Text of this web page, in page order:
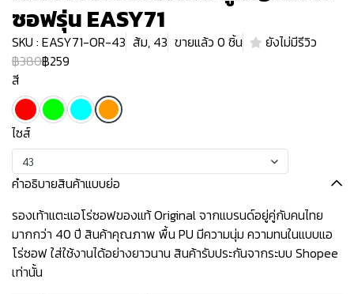
ซอฟรุ่น EASY71
SKU : EASY71-OR-43 ส้ม, 43 ขายแล้ว 0 ชิ้น
ยังไม่มีรีวิว
฿380฿259
สี
ไซส์
43
คำอธิบายสินค้าแบบย่อ
รองเท้าแตะแอโร่ซอฟของแท้ Original จากแบรนด์อยู่คู่กับคนไทย
มากกว่า 40 ปี สินค้าคุณภาพ พื้น PU มีความนุ่ม ความทนในแบบแอ
โร่ซอฟ ใส่ใช้งานได้อย่างยาวนาน สินค้ารับประกันจากระบบ Shopee
เท่านั้น